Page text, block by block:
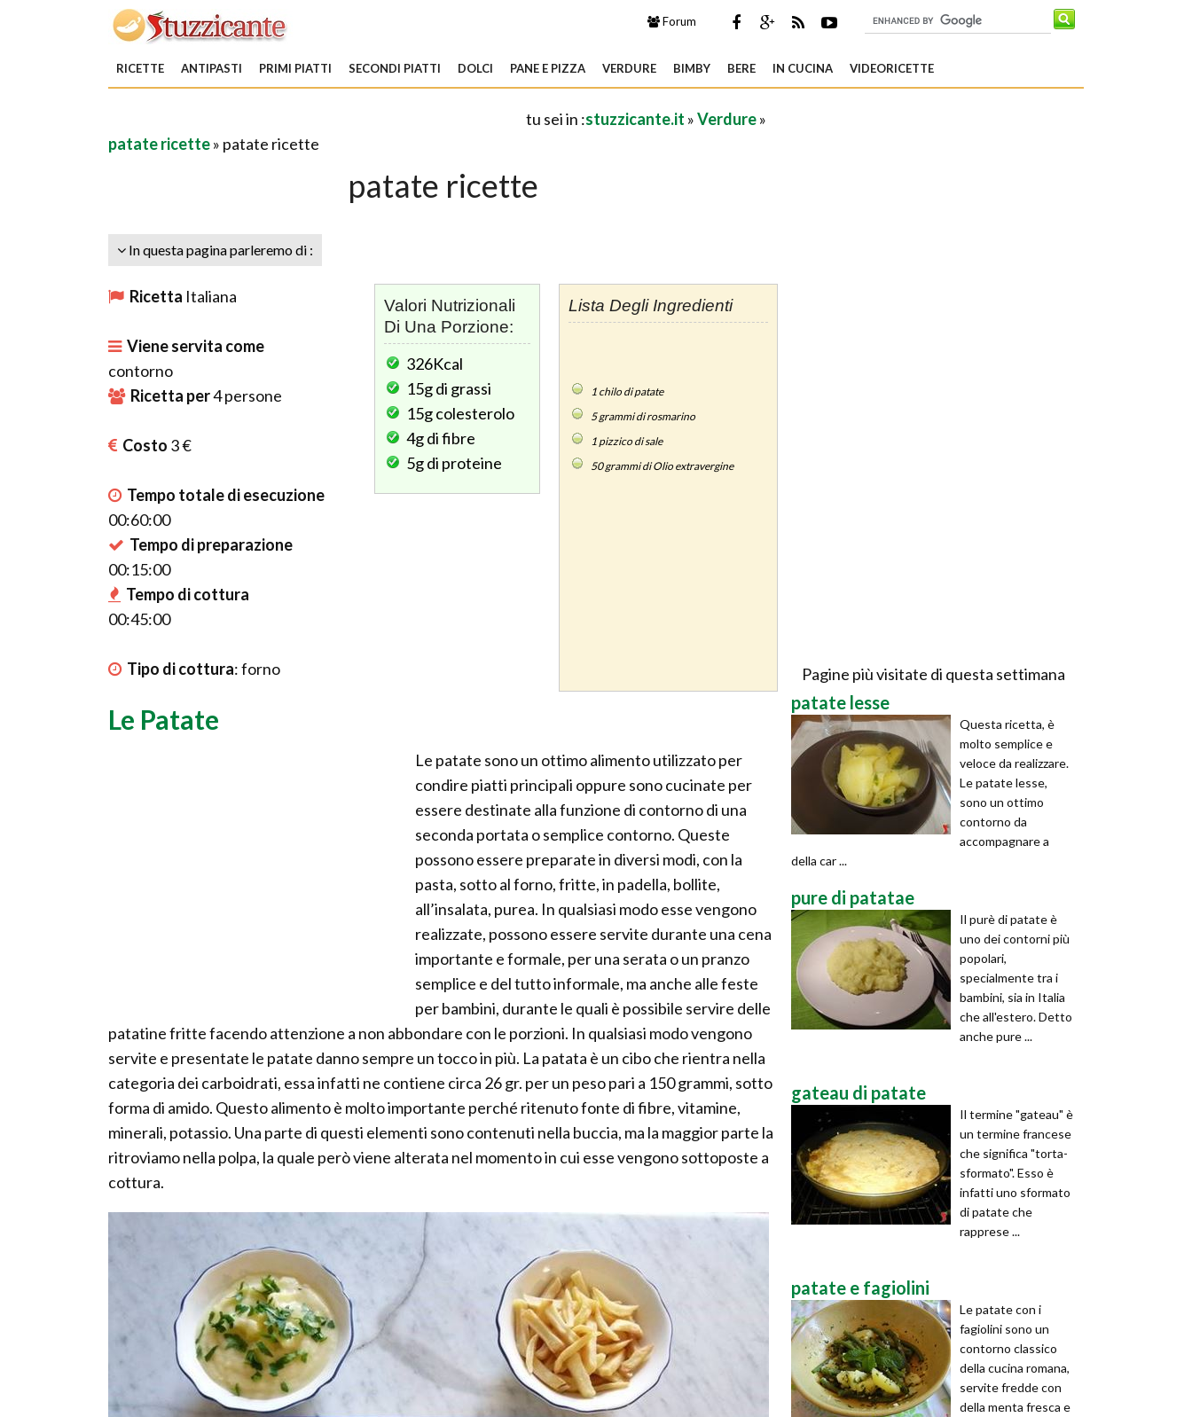
Forum
RICETTE ANTIPASTI PRIMI PIATTI SECONDI PIATTI DOLCI PANE E PIZZA VERDURE BIMBY BERE IN CUCINA VIDEORICETTE
tu sei in :stuzzicante.it »Verdure»
patate ricette» patate ricette
patate ricette
In questa pagina parleremo di :
Ricetta Italiana
Viene servita come
contorno
Ricetta per4persone
Costo 3 €
Tempo totale di esecuzione
00:60:00
Tempo di preparazione
00:15:00
Tempo di cottura
00:45:00
Tipo di cottura:forno
Lista Degli Ingredienti
1chilo di patate
5grammi di rosmarino
1pizzico di sale
50grammi di Olio extravergine
Valori Nutrizionali
Di Una Porzione:
326Kcal
15gdi grassi
15gcolesterolo
4gdi fibre
5gdi proteine
Le Patate
Le patate sono un ottimo alimento utilizzato per
condire piatti principali oppure sono cucinate per
essere destinate alla funzione di contorno di una
seconda portata o semplice contorno. Queste
possono essere preparate in diversi modi, con la
pasta, sotto al forno, fritte, in padella, bollite,
all’insalata, purea. In qualsiasi modo esse vengono
realizzate, possono essere servite durante una cena
importante e formale, per una serata o un pranzo
semplice e del tutto informale, ma anche alle feste
per bambini, durante le quali è possibile servire delle
patatine fritte facendo attenzione a non abbondare con le porzioni. In qualsiasi modo vengono
servite e presentate le patate danno sempre un tocco in più. La patata è un cibo che rientra nella
categoria dei carboidrati, essa infatti ne contiene circa 26 gr. per un peso pari a 150 grammi, sotto
forma di amido. Questo alimento è molto importante perché ritenuto fonte di fibre, vitamine,
minerali, potassio. Una parte di questi elementi sono contenuti nella buccia, ma la maggior parte la
ritroviamo nella polpa, la quale però viene alterata nel momento in cui esse vengono sottoposte a
cottura.
Pagine più visitate di questa settimana
patate lesse
Questa ricetta, è
molto semplice e
veloce da realizzare.
Le patate lesse,
sono un ottimo
contorno da
accompagnare a
della car ...
pure di patatae
Il purè di patate è
uno dei contorni più
popolari,
specialmente tra i
bambini, sia in Italia
che all'estero. Detto
anche pure ...
gateau di patate
Il termine "gateau" è
un termine francese
che significa "torta-
sformato". Esso è
infatti uno sformato
di patate che
rapprese ...
patate e fagiolini
Le patate con i
fagiolini sono un
contorno classico
della cucina romana,
servite fredde con
della menta fresca e